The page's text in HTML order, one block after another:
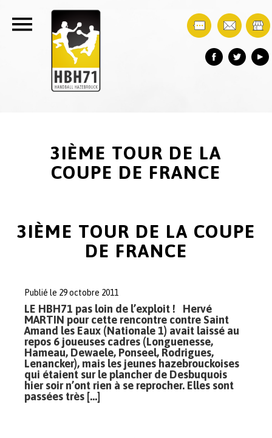
3IÈME TOUR DE LA
COUPE DE FRANCE
3IÈME TOUR DE LA COUPE
DE FRANCE
Publié le 29 octobre 2011
LE HBH71 pas loin de l’exploit ! Hervé
MARTIN pour cette rencontre contre Saint
Amand les Eaux (Nationale 1) avait laissé au
repos 6 joueuses cadres (Longuenesse,
Hameau, Dewaele, Ponseel, Rodrigues,
Lenancker), mais les jeunes hazebrouckoises
qui étaient sur le plancher de Desbuquois
hier soir n’ont rien à se reprocher. Elles sont
passées très […]